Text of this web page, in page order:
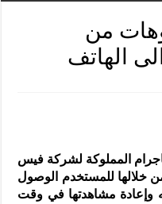
من
الهاتف
المملوكة لشركة فيس
خلالها للمستخدم الوصول
وإعادة مشاهدتها في وقت